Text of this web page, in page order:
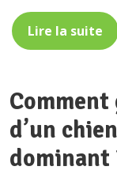
Lire la suite
Comment
d’un
dominant